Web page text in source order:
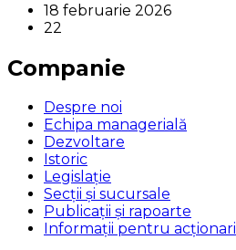
18 februarie 2026
22
Companie
Despre noi
Echipa managerială
Dezvoltare
Istoric
Legislaţie
Secţii şi sucursale
Publicații și rapoarte
Informații pentru acționari